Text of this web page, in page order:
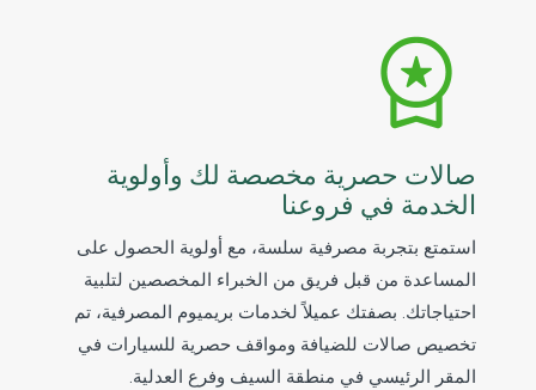
صالات حصرية مخصصة لك وأولوية
الخدمة في فروعنا
استمتع بتجربة مصرفية سلسة، مع أولوية الحصول على
المساعدة من قبل فريق من الخبراء المخصصين لتلبية
احتياجاتك. بصفتك عميلاً لخدمات بريميوم المصرفية، تم
تخصيص صالات للضيافة ومواقف حصرية للسيارات في
المقر الرئيسي في منطقة السيف وفرع العدلية.